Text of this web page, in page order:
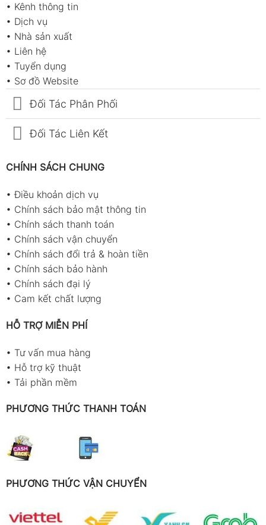
• Kênh thông tin
• Dịch vụ
• Nhà sản xuất
• Liên hệ
• Tuyển dụng
• Sơ đồ Website
Đối Tác Phân Phối
Đối Tác Liên Kết
CHÍNH SÁCH CHUNG
•Điều khoản dịch vụ
• Chính sách bảo mật thông tin
• Chính sách thanh toán
• Chính sách vận chuyển
• Chính sách đổi trả & hoàn tiền
• Chính sách bảo hành
• Chính sách đại lý
• Cam kết chất lượng
HỖ TRỢ MIỄN PHÍ
• Tư vấn mua hàng
• Hỗ trợ kỹ thuật
• Tải phần mềm
PHƯƠNG THỨC THANH TOÁN
PHƯƠNG THỨC VẬN CHUYỂN